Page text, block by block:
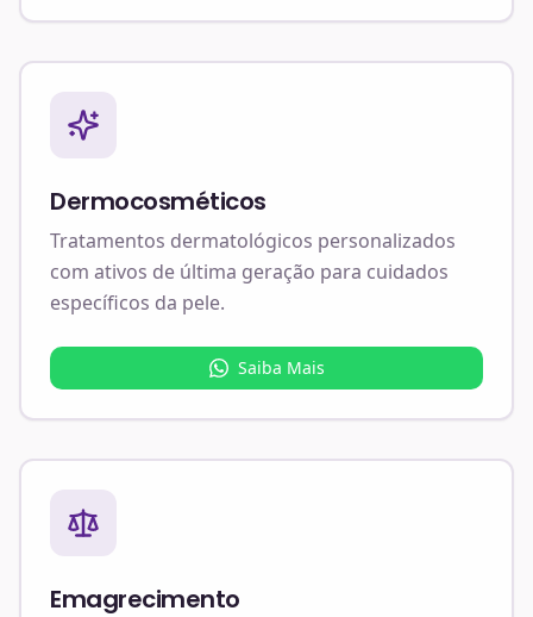
Dermocosméticos
Tratamentos dermatológicos personalizados
com ativos de última geração para cuidados
específicos da pele.
Saiba Mais
Emagrecimento